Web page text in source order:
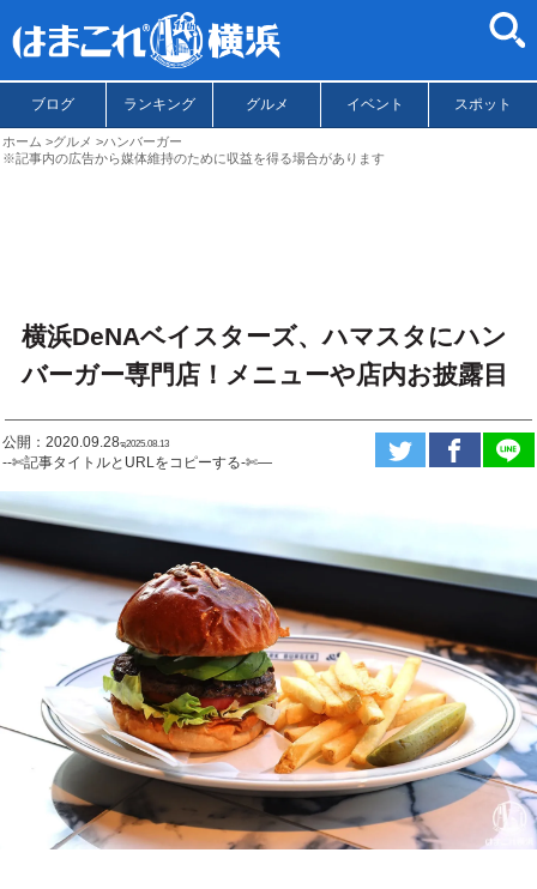
ブログ ランキング グルメ イベント スポット
ホーム グルメ
ハンバーガー
※記事内の広告から媒体維持のために収益を得る場合があります
横浜DeNAベイスターズ、ハマスタにハン
バーガー専門店！メニューや店内お披露目
公開：2020.09.28ಇ2025.08.13
--✄記事タイトルとURLをコピーする-✄—